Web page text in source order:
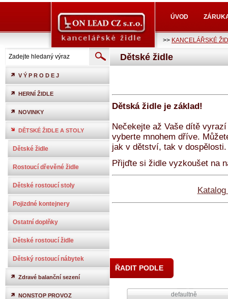
ÚVOD
>> KANCELÁŘSKÉ
V Ý P R O D E J
HERNÍ ŽIDLE
NOVINKY
DĚTSKÉ ŽIDLE A STOLY
Dětské židle
Rostoucí dřevěné židle
Dětské rostoucí stoly
Pojizdné kontejnery
Ostatní doplňky
Dětské rostoucí židle
Dětský rostoucí nábytek
Zdravé balanční sezení
NONSTOP PROVOZ
Dětské židle
Dětská židle je základ!
Nečekejte až Vaše dítě
vyberte mnohem dříve.
jak v dětství, tak v
Přijďte si židle vyzkoušet na
ŘADIT PODLE
defaultně